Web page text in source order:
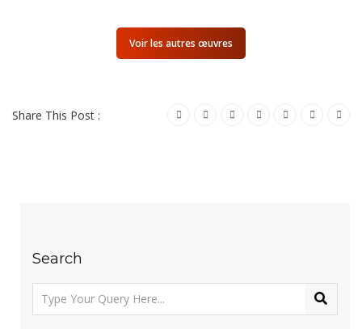
Voir les autres œuvres
Share This Post :
Search